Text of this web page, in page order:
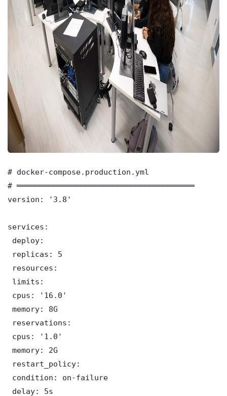
# docker-compose.production.yml
# ═══════════════════════════════════════
version: '3.8'
services:
deploy:
replicas: 5
resources:
limits:
cpus: '16.0'
memory: 8G
reservations:
cpus: '1.0'
memory: 2G
restart_policy:
condition: on-failure
delay: 5s